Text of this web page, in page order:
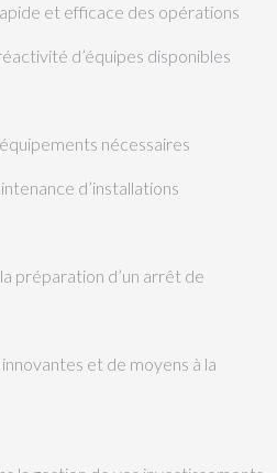
et efficace des opérations
d’équipes disponibles
nécessaires
d’installations
préparation d’un arrêt de
innovantes et de moyens à la